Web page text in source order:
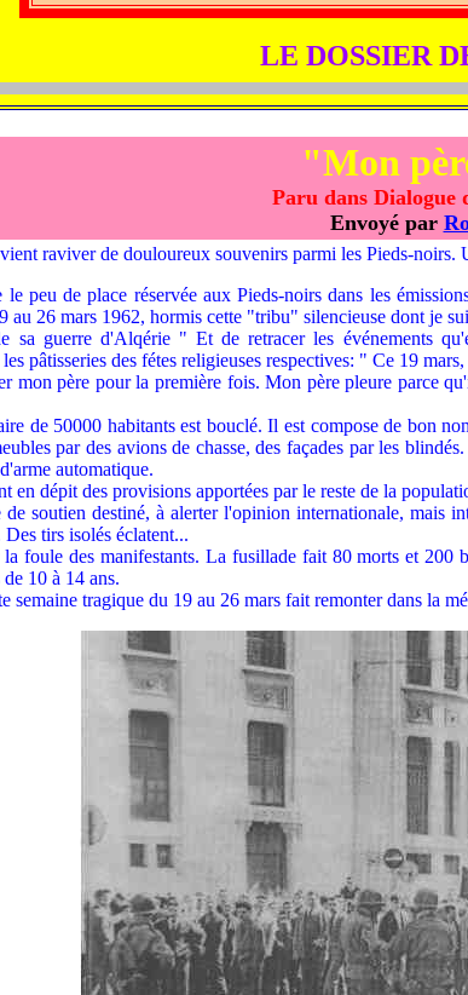
LE DOSSIER
"Mon
Paru dans Dialogue
Envoyé par
raviver de douloureux souvenirs parmi les Pieds-noirs.
de place réservée aux Pieds-noirs dans les
au 26 mars 1962, hormis cette "tribu" silencieuse dont je
guerre d'Alqérie " Et de retracer les événements
pâtisseries des fétes religieuses respectives: " Ce 19
mon père pour la première fois. Mon père pleure parce
50000 habitants est bouclé. Il est compose de bon
par des avions de chasse, des façades par les
automatique.
dépit des provisions apportées par le reste de la
soutien destiné, à alerter l'opinion internationale, mais
tirs isolés éclatent...
des manifestants. La fusillade fait 80 morts et 200
10 à 14 ans.
tragique du 19 au 26 mars fait remonter dans la